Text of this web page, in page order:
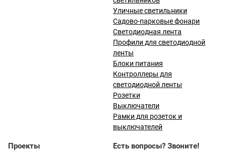
Уличные светильники
Садово-парковые фонари
Светодиодная лента
Профили для светодиодной
ленты
Блоки питания
Контроллеры для
светодиодной ленты
Розетки
Выключатели
Рамки для розеток и
выключателей
Проекты Есть вопросы? Звоните!